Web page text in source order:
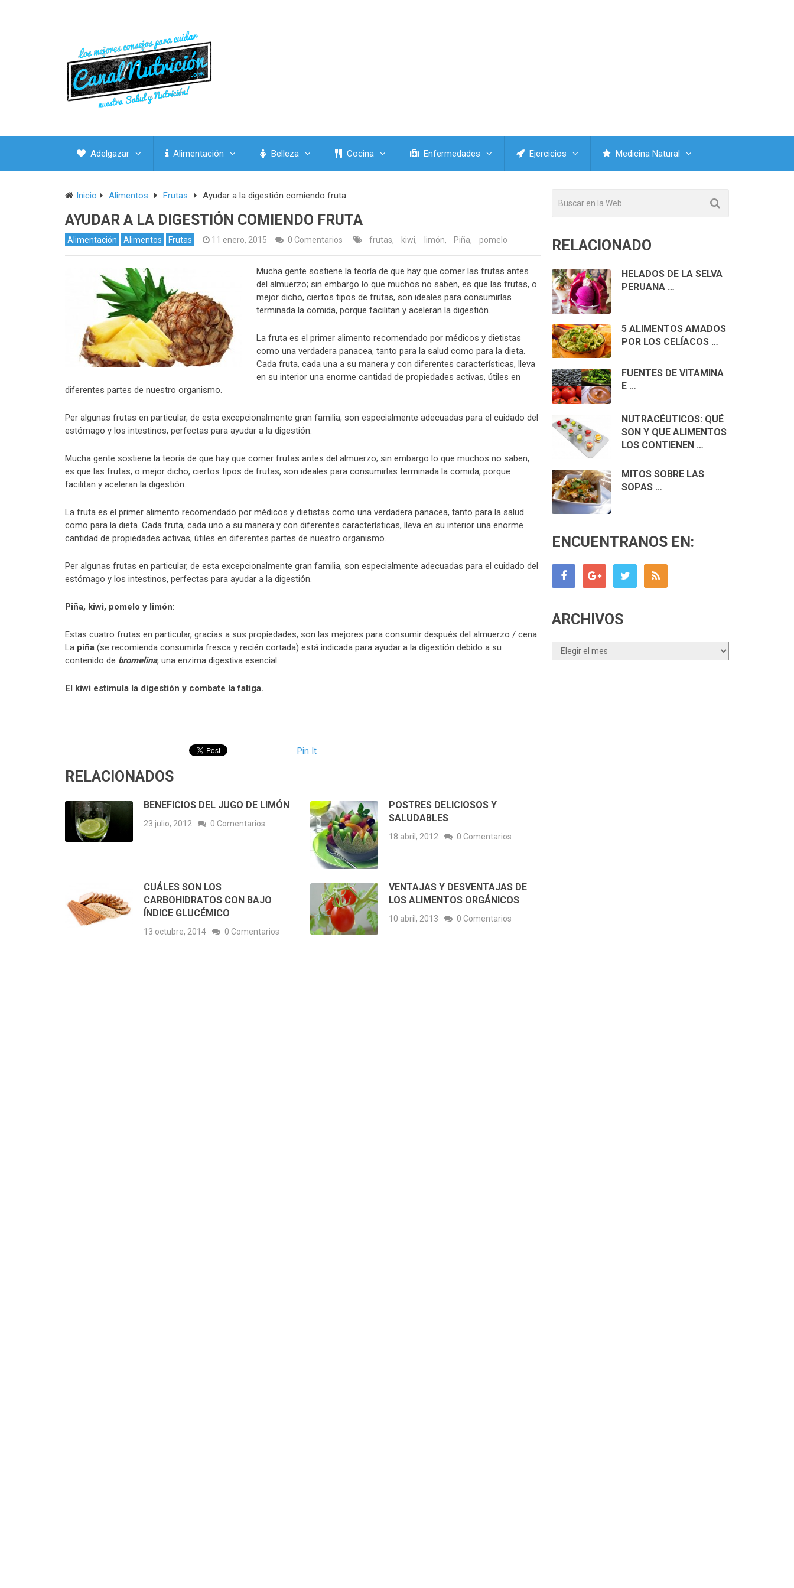
Adelgazar Alimentación Belleza Cocina Enfermedades Ejercicios Medicina Natural
Inicio Alimentos Frutas Ayudar a la digestión comiendo fruta
AYUDAR A LA DIGESTIÓN COMIENDO FRUTA
Alimentación Alimentos Frutas 11 enero, 2015 0 Comentarios frutas, kiwi, limón, Piña, pomelo
Mucha gente sostiene la teoría de que hay que comer las frutas antes
del almuerzo; sin embargo lo que muchos no saben, es que las frutas, o
mejor dicho, ciertos tipos de frutas, son ideales para consumirlas
terminada la comida, porque facilitan y aceleran la digestión.
La fruta es el primer alimento recomendado por médicos y dietistas
como una verdadera panacea, tanto para la salud como para la dieta.
Cada fruta, cada una a su manera y con diferentes características, lleva
en su interior una enorme cantidad de propiedades activas, útiles en
diferentes partes de nuestro organismo.
Per algunas frutas en particular, de esta excepcionalmente gran familia, son especialmente adecuadas para el cuidado del
estómago y los intestinos, perfectas para ayudar a la digestión.
Mucha gente sostiene la teoría de que hay que comer frutas antes del almuerzo; sin embargo lo que muchos no saben,
es que las frutas, o mejor dicho, ciertos tipos de frutas, son ideales para consumirlas terminada la comida, porque
facilitan y aceleran la digestión.
La fruta es el primer alimento recomendado por médicos y dietistas como una verdadera panacea, tanto para la salud
como para la dieta. Cada fruta, cada uno a su manera y con diferentes características, lleva en su interior una enorme
cantidad de propiedades activas, útiles en diferentes partes de nuestro organismo.
Per algunas frutas en particular, de esta excepcionalmente gran familia, son especialmente adecuadas para el cuidado del
estómago y los intestinos, perfectas para ayudar a la digestión.
Piña, kiwi, pomelo y limón:
Estas cuatro frutas en particular, gracias a sus propiedades, son las mejores para consumir después del almuerzo / cena.
La piña (se recomienda consumirla fresca y recién cortada) está indicada para ayudar a la digestión debido a su
contenido de bromelina, una enzima digestiva esencial.
El kiwi estimula la digestión y combate la fatiga.
Pin It
RELACIONADOS
BENEFICIOS DEL JUGO DE LIMÓN
23 julio, 2012 0 Comentarios
POSTRES DELICIOSOS Y
SALUDABLES
18 abril, 2012 0 Comentarios
CUÁLES SON LOS
CARBOHIDRATOS CON BAJO
ÍNDICE GLUCÉMICO
13 octubre, 2014 0 Comentarios
VENTAJAS Y DESVENTAJAS DE
LOS ALIMENTOS ORGÁNICOS
10 abril, 2013 0 Comentarios
RELACIONADO
HELADOS DE LA SELVA
PERUANA …
5 ALIMENTOS AMADOS
POR LOS CELÍACOS …
FUENTES DE VITAMINA
E …
NUTRACÉUTICOS: QUÉ
SON Y QUE ALIMENTOS
LOS CONTIENEN …
MITOS SOBRE LAS
SOPAS …
ENCUÉNTRANOS EN:
ARCHIVOS
Archivos